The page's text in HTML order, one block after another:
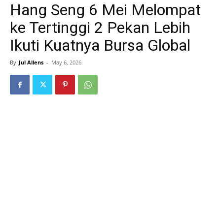
Hang Seng 6 Mei Melompat
ke Tertinggi 2 Pekan Lebih
Ikuti Kuatnya Bursa Global
By Jul Allens - May 6, 2026